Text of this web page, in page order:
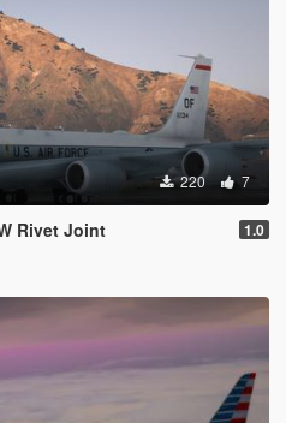
220 7
Rivet Joint 1.0